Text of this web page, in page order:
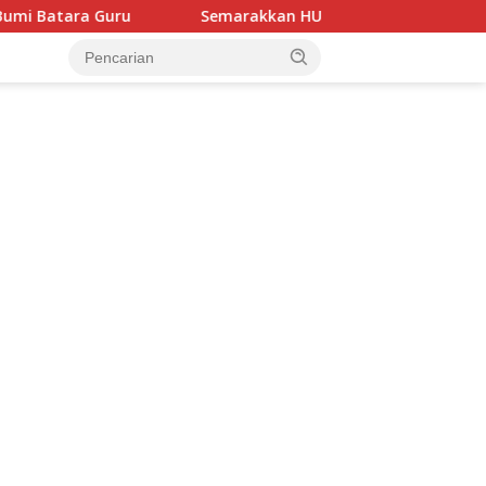
Semarakkan HUT ke-81 Kemerdekaan RI, Bhayangkara